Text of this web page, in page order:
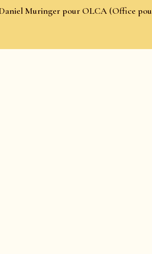
Muringer pour OLCA (Office